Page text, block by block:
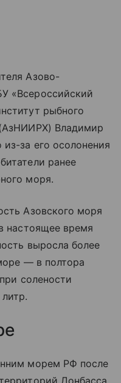
Азово-
«Всероссийский
рыбного
Владимир
за его осолонения
ранее
моря.
Азовского моря
настоящее время
выросла более
— в полтора
солености
морем РФ после